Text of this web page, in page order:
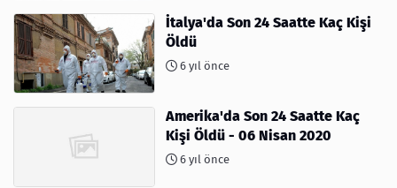
İtalya'da Son 24 Saatte Kaç Kişi
Öldü
6 yıl önce
Amerika'da Son 24 Saatte Kaç
Kişi Öldü - 06 Nisan 2020
6 yıl önce